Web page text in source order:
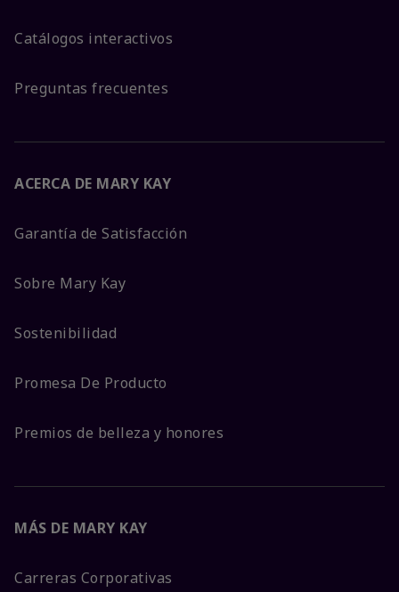
Catálogos interactivos
Preguntas frecuentes
ACERCA DE MARY KAY
Garantía de Satisfacción
Sobre Mary Kay
Sostenibilidad
Promesa De Producto
Premios de belleza y honores
MÁS DE MARY KAY
Carreras Corporativas